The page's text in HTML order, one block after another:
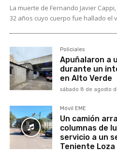
La muerte de Fernando Javier
32 años cuyo cuerpo fue hallado el
Policiales
Apuñalaron a
durante un
en Alto Verde
sábado 8 de agosto
Móvil EME
Un camión
columnas de
servicio a un
Teniente